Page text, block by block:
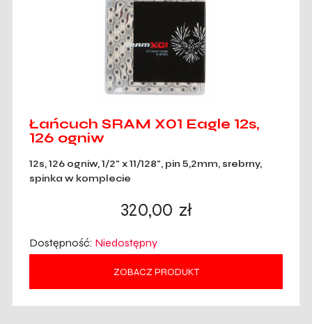
Łańcuch SRAM X01 Eagle 12s,
126 ogniw
12s, 126 ogniw, 1/2" x 11/128", pin 5,2mm, srebrny,
spinka w komplecie
320,00 zł
Dostępność: Niedostępny
ZOBACZ PRODUKT